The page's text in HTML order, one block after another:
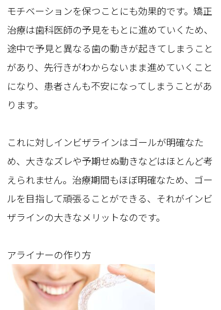
モチベーションを保つことにも効果的です。矯正
治療は歯科医師の予見をもとに進めていくため、
途中で予見と異なる歯の動きが起きてしまうこと
があり、先行きがわからないまま進めていくこと
になり、患者さんも不安になってしまうことがあ
ります。
これに対しインビザラインはゴールが明確なた
め、大きなズレや予期せぬ動きなどはほとんど考
えられません。治療期間もほぼ明確なため、ゴー
ルを目指して頑張ることができる、それがインビ
ザラインの大きなメリットなのです。
アライナーの作り方